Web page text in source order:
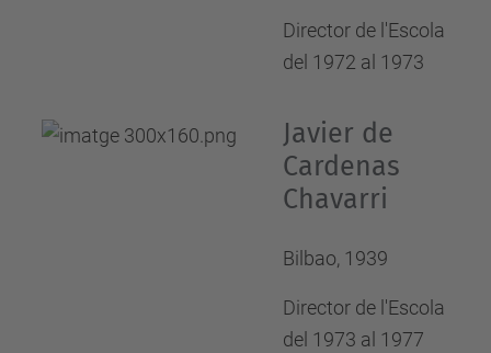
Director de l'Escola
del 1972 al 1973
Javier de
Cardenas
Chavarri
Bilbao, 1939
Director de l'Escola
del 1973 al 1977